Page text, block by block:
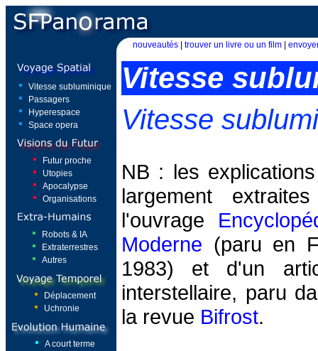
nouveautés trouver un livre ou un film
Vitesse subluminique
Passagers
Hyperespace
Space opera
Futur proche
Utopies
Apocalypse
Organisations
Robots & IA
Extraterrestres
Autres
Déplacement
Uchronie
A court terme
Vitesse
Vitesse
NB : les
largement
l'ouvrage
Moderne (paru en
1983) et d'un
interstellaire, paru
la revue Bifrost.